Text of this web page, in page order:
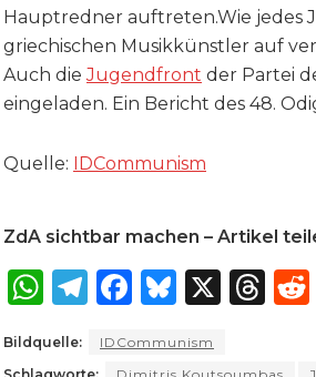
Hauptredner auftreten.Wie jedes
griechischen Musikkünstler auf
Auch dieJugendfront der Partei
eingeladen. Ein Bericht des 48.
Quelle: IDCommunism
ZdA sichtbar machen – Artikel
W
a
T
e
F
c
B
e
X
T
Bildquelle:
IDCommunism